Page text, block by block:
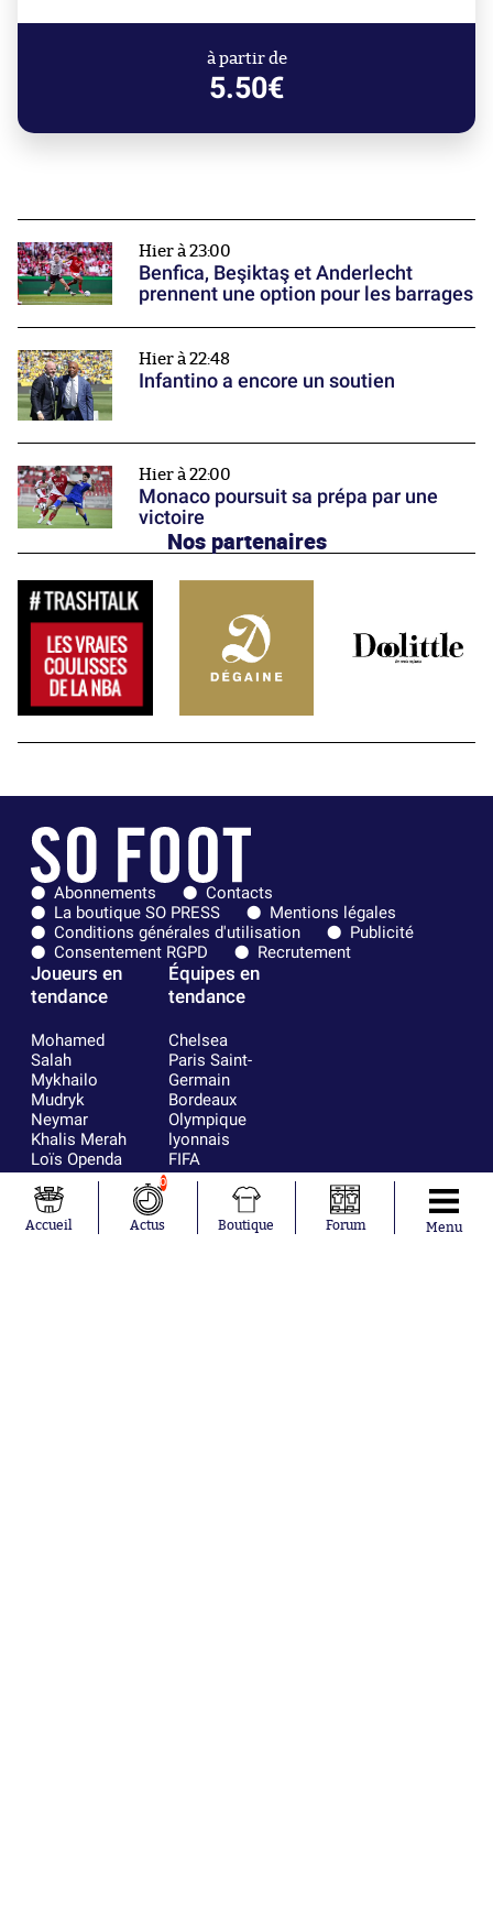
à partir de
5.50€
Hier à 23:00
Benfica, Beşiktaş et Anderlecht
prennent une option pour les barrages
Hier à 22:48
Infantino a encore un soutien
Hier à 22:00
Monaco poursuit sa prépa par une
victoire
Nos partenaires
Abonnements
Contacts
La boutique SO PRESS
Mentions légales
Conditions générales d'utilisation
Publicité
Consentement RGPD
Recrutement
Joueurs en
tendance
Mohamed
Salah
Mykhailo
Mudryk
Neymar
Khalis Merah
Loïs Openda
Moussa
Niakhaté
Nicolás
Tagliafico
Équipes en
tendance
Chelsea
Paris Saint-
Germain
Bordeaux
Olympique
lyonnais
FIFA
Real Madrid
RC Strasbourg
AC Milan
France
Accueil
0
Actus Boutique Forum Menu